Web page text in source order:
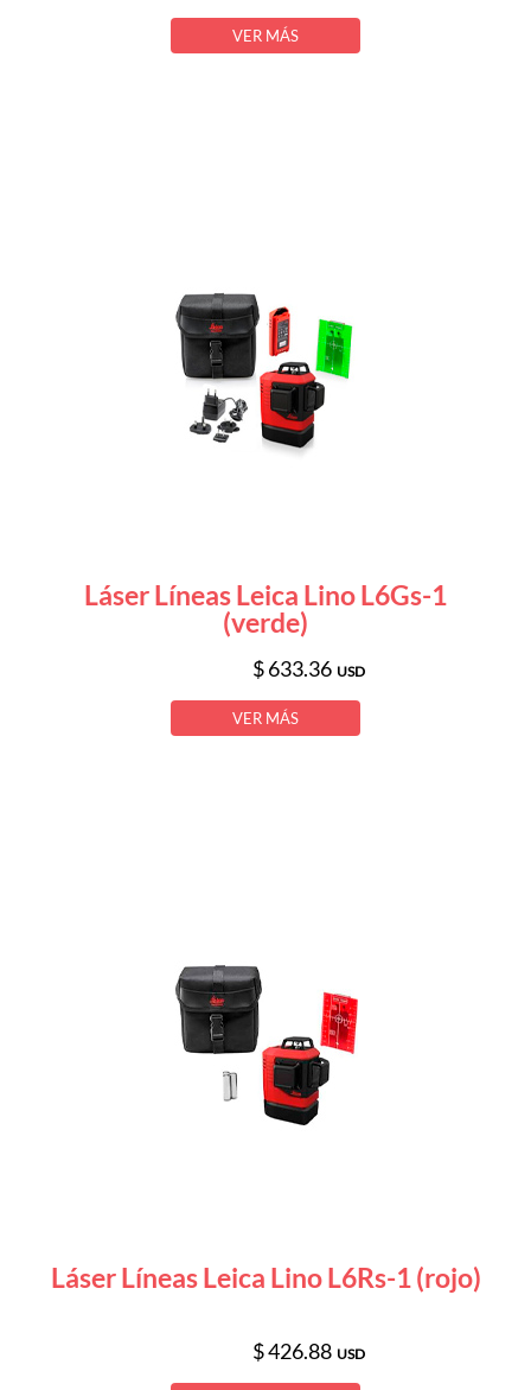
VER MÁS
Láser Líneas Leica Lino L6Gs-1
(verde)
$ 633.36 USD
VER MÁS
Láser Líneas Leica Lino L6Rs-1 (rojo)
$ 426.88 USD